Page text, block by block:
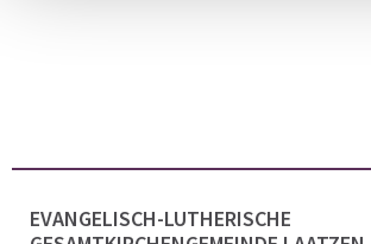
EVANGELISCH-LUTHERISCHE